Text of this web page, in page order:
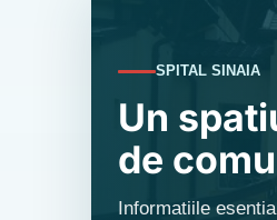
SPITAL SINAIA
Un
de
Informatiile